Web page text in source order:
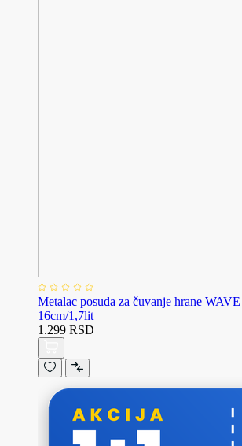
Metalac posuda za čuvanje hrane
16cm/1,7lit
1.299 RSD